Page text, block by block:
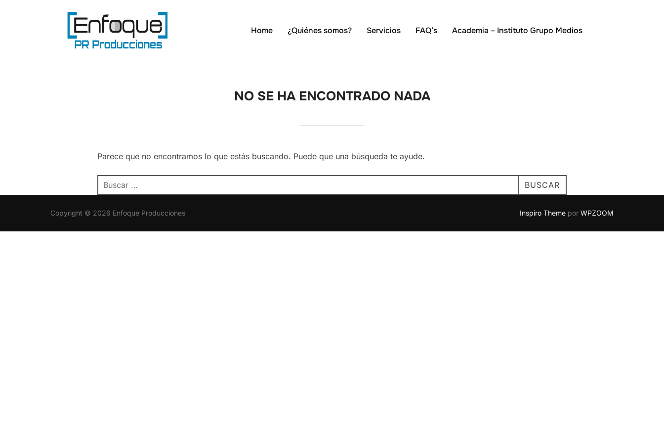
Home ¿Quiénes somos? Servicios FAQ’s Academia – Instituto Grupo Medios
NO SE HA ENCONTRADO NADA
Parece que no encontramos lo que estás buscando. Puede que una búsqueda te ayude.
Buscar: BUSCAR
Copyright © 2026 Enfoque Producciones Inspiro Theme por WPZOOM